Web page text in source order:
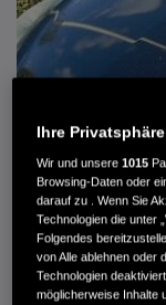
Ihre
Wir und unsere1015
Browsing-Daten oder
darauf zu . Wenn Sie
Technologien die unter
Folgendes
von Alle ablehnen oder
Technologien
möglicherweise Inhalte